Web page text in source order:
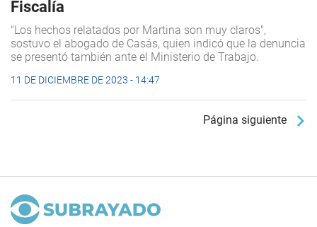
Fiscalía
"Los hechos relatados por Martina son muy claros",
sostuvo el abogado de Casás, quien indicó que la denuncia
se presentó también ante el Ministerio de Trabajo.
11 DE DICIEMBRE DE 2023 - 14:47
Página siguiente